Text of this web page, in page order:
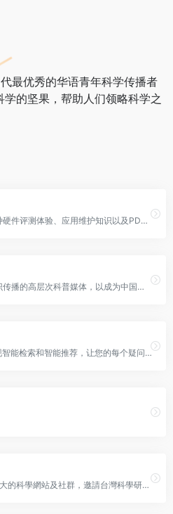
最优秀的华语青年科学传播者
学的坚果，帮助人们领略科学之
电脑小百科为您提供各种硬件评测体验、应用维护知识以及PDF电子书等信息资源。
微科普是专注于科普知识传播的高层次科普媒体，以成为中国科普网站中的一面镜子为出发点，提供负责、有趣、权威的科普知识，在中国科普群体中有着良好声誉和重要影响。
百度知道通过AI技术实现智能检索和智能推荐，让您的每个疑问都能够快速获得有效解答。
PanSci 泛科學是台灣最大的科學網站及社群，邀請台灣科學研究者、教育者、愛好者、以及所有受科學影響的人們，共同暢談科學、將高深龐雜的科學發展重新放置回台灣公共論壇中，並且用理性思考社會議題中的科學面向，致力於提供科學討論的最佳場合，包括線上與線下。